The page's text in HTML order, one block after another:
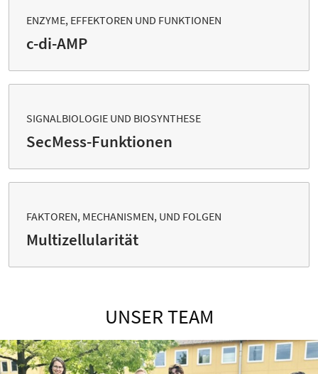
ENZYME, EFFEKTOREN UND FUNKTIONEN
c-di-AMP
SIGNALBIOLOGIE UND BIO­SYNTHESE
SecMess-Funktionen
FAKTOREN, MECHANISMEN, UND FOLGEN
Multi­zellularität
UNSER TEAM